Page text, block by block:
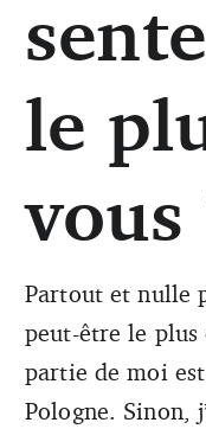
le
vous
Partout et nulle
peut-être le plus
partie de moi
Pologne. Sinon,